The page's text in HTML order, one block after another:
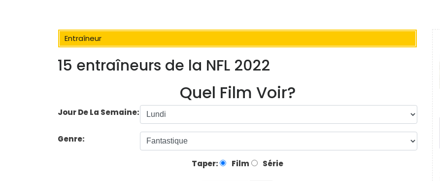
Entraîneur
15 entraîneurs de la NFL 2022
Quel Film Voir?
Jour De La Semaine:
Genre:
Taper: Film Série